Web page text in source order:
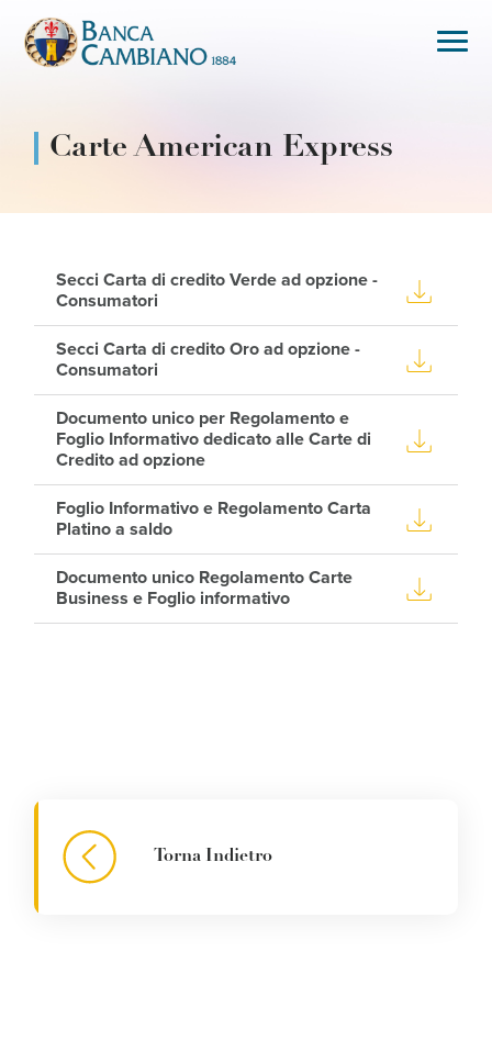
Carte American Express
Secci Carta di credito Verde ad opzione -
Consumatori
Secci Carta di credito Oro ad opzione -
Consumatori
Documento unico per Regolamento e
Foglio Informativo dedicato alle Carte di
Credito ad opzione
Foglio Informativo e Regolamento Carta
Platino a saldo
Documento unico Regolamento Carte
Business e Foglio informativo
Torna Indietro